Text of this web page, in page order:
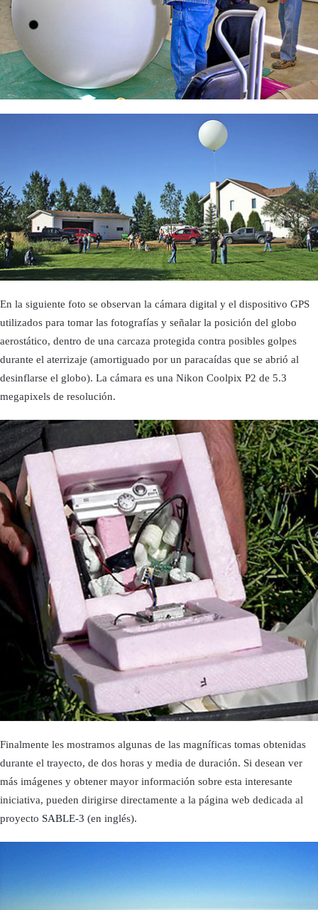
En la siguiente foto se observan la cámara digital y el dispositivo GPS
utilizados para tomar las fotografí­as y señalar la posición del globo
aerostático, dentro de una carcaza protegida contra posibles golpes
durante el aterrizaje (amortiguado por un paracaí­das que se abrió al
desinflarse el globo). La cámara es una Nikon Coolpix P2 de 5.3
megapixels de resolución.
Finalmente les mostramos algunas de las magní­ficas tomas obtenidas
durante el trayecto, de dos horas y media de duración. Si desean ver
más imágenes y obtener mayor información sobre esta interesante
iniciativa, pueden dirigirse directamente a la página web dedicada al
proyecto SABLE-3 (en inglés).